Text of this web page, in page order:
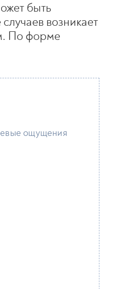
быть
возникает
По форме
ощущения